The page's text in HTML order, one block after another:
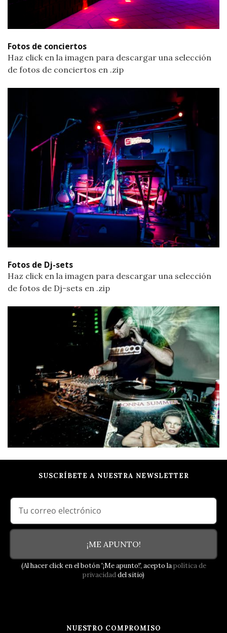
Fotos de conciertos
Haz click en la imagen para descargar una selección
de fotos de conciertos en .zip
Fotos de Dj-sets
Haz click en la imagen para descargar una selección
de fotos de Dj-sets en .zip
SUSCRÍBETE A NUESTRA NEWSLETTER
¡ME APUNTO!
(Al hacer click en el botón '¡Me apunto!', acepto lapolítica de
privacidaddel sitio)
NUESTRO COMPROMISO